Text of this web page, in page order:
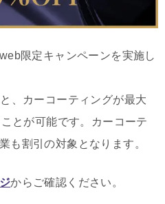
限定キャンペーンを実施し
、カーコーティングが最大
とが可能です。カーコーテ
も割引の対象となります。
からご確認ください。